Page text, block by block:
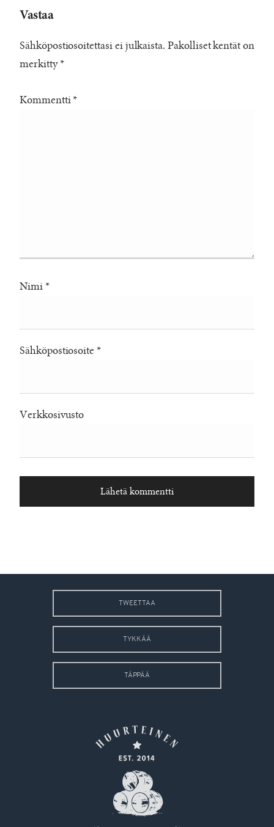
Vastaa
Sähköpostiosoitettasi ei julkaista. Pakolliset kentät on
merkitty *
Kommentti *
Nimi *
Sähköpostiosoite *
Verkkosivusto
TWEETTAA
TYKKÄÄ
TÄPPÄÄ